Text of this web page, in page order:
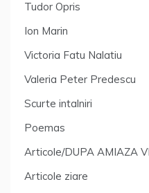
Tudor Opris
Ion Marin
Victoria Fatu Nalatiu
Valeria Peter Predescu
Scurte intalniri
Poemas
Articole/DUPA AMIAZA
Articole ziare